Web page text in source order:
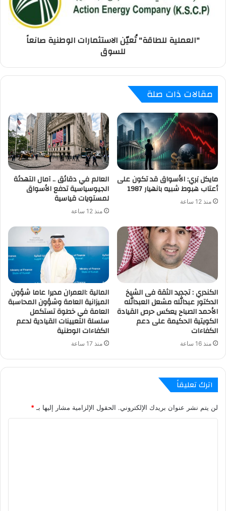
"العملية للطاقة" تُعيّن الاستثمارات الوطنية صانعاً
للسوق
مقالات ذات صلة
مايكل بَري: الأسواق قد تكون على
أعتاب هبوط شبيه بانهيار 1987
منذ 12 ساعة
العالم في دقائق .. آمال التهدئة
الجيوسياسية تدفع الأسواق
لمستويات قياسية
منذ 12 ساعة
الكندري : تجديد الثقة فى الشيخ
الدكتور عبدالله مشعل العبدالله
الأحمد الصباح يعكس حرص القيادة
الكويتية الحكيمة على دعم
الكفاءات
منذ 16 ساعة
المالية :العمران مديرا عاما شؤون
الميزانية العامة وشؤون المحاسبة
العامة في خطوة تستكمل
سلسلة التعيينات القيادية لدعم
الكفاءات الوطنية
منذ 17 ساعة
اترك تعليقاً
لن يتم نشر عنوان بريدك الإلكتروني. الحقول الإلزامية مشار إليها بـ*